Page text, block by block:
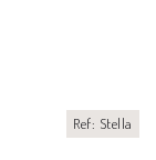
Ref: Stella